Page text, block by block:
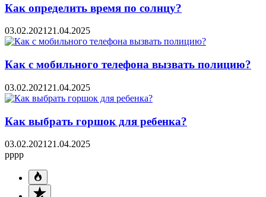
Как определить время по солнцу?
03.02.2021 21.04.2025
Как с мобильного телефона вызвать полицию?
03.02.2021 21.04.2025
Как выбрать горшок для ребенка?
03.02.2021 21.04.2025
pppp